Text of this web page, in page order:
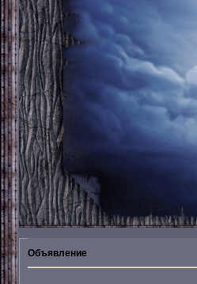
Объявление